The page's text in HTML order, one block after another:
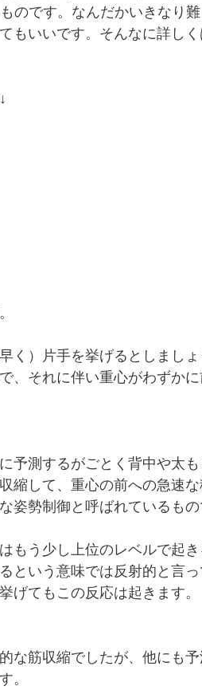
のです。なんだかいきなり
もいいです。そんなに詳しく
く）片手を挙げるとしましょ
、それに伴い重心がわずか
予測するがごとく背中や太
縮して、重心の前への急速
姿勢制御と呼ばれているもの
もう少し上位のレベルで起
という意味では反射的と言
げてもこの反応は起きます。
な筋収縮でしたが、他にも
。